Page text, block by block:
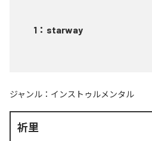
1 ： starway
ジャンル： インストゥルメンタル
祈里